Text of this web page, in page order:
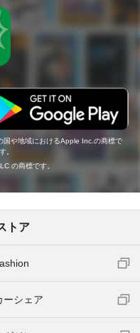
や地域におけるApple Inc.の商標で
。
の商標です。
トア
ーシェア